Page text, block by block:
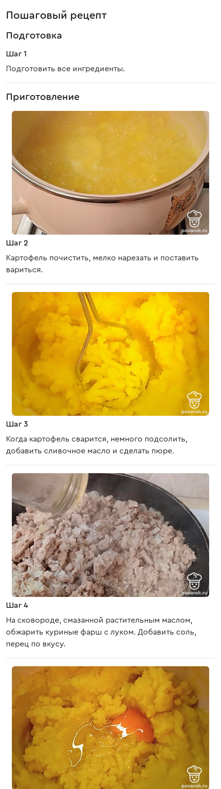
Пошаговый рецепт
Подготовка
Шаг 1
Подготовить все ингредиенты.
Приготовление
Шаг 2
Картофель почистить, мелко нарезать и поставить
вариться.
Шаг 3
Когда картофель сварится, немного подсолить,
добавить сливочное масло и сделать пюре.
Шаг 4
На сковороде, смазанной растительным маслом,
обжарить куриные фарш с луком. Добавить соль,
перец по вкусу.